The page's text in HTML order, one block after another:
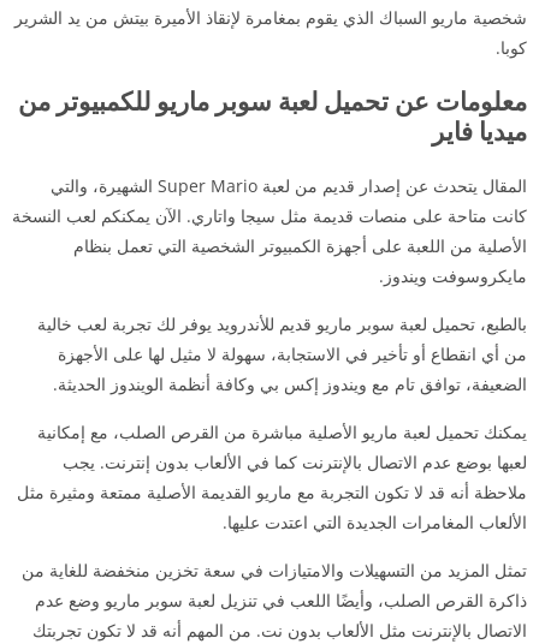
شخصية ماريو السباك الذي يقوم بمغامرة لإنقاذ الأميرة بيتش من يد الشرير
كوبا.
معلومات عن تحميل لعبة سوبر ماريو للكمبيوتر من
ميديا فاير
المقال يتحدث عن إصدار قديم من لعبة Super Mario الشهيرة، والتي
كانت متاحة على منصات قديمة مثل سيجا واتاري. الآن يمكنكم لعب النسخة
الأصلية من اللعبة على أجهزة الكمبيوتر الشخصية التي تعمل بنظام
مايكروسوفت ويندوز.
بالطبع، تحميل لعبة سوبر ماريو قديم للأندرويد يوفر لك تجربة لعب خالية
من أي انقطاع أو تأخير في الاستجابة، سهولة لا مثيل لها على الأجهزة
الضعيفة، توافق تام مع ويندوز إكس بي وكافة أنظمة الويندوز الحديثة.
يمكنك تحميل لعبة ماريو الأصلية مباشرة من القرص الصلب، مع إمكانية
لعبها بوضع عدم الاتصال بالإنترنت كما في الألعاب بدون إنترنت. يجب
ملاحظة أنه قد لا تكون التجربة مع ماريو القديمة الأصلية ممتعة ومثيرة مثل
الألعاب المغامرات الجديدة التي اعتدت عليها.
تمثل المزيد من التسهيلات والامتيازات في سعة تخزين منخفضة للغاية من
ذاكرة القرص الصلب، وأيضًا اللعب في تنزيل لعبة سوبر ماريو وضع عدم
الاتصال بالإنترنت مثل الألعاب بدون نت. من المهم أنه قد لا تكون تجربتك